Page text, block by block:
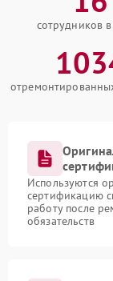
сотрудников
Используются
сертификацию
работу после
обязательств